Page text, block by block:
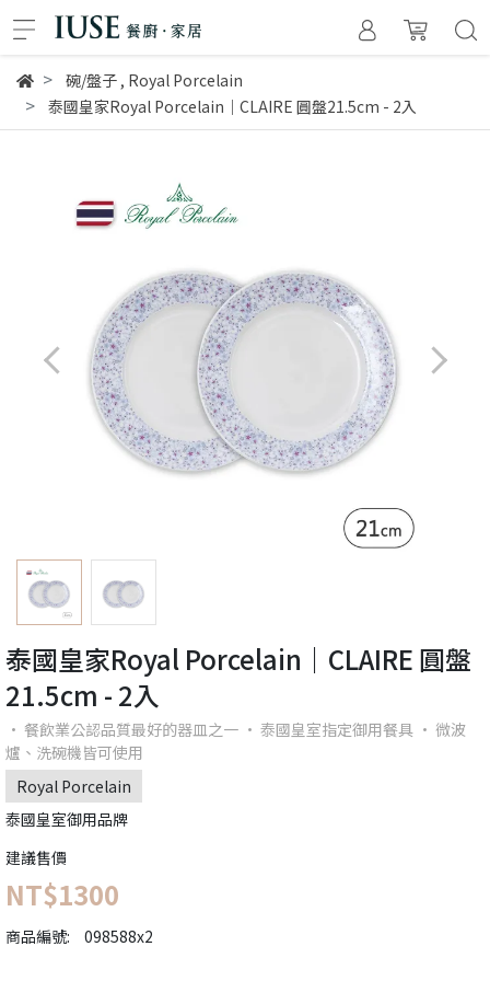
碗/盤子, Royal Porcelain
泰國皇家Royal Porcelain｜CLAIRE 圓盤21.5cm - 2入
泰國皇家Royal Porcelain｜CLAIRE 圓盤
21.5cm - 2入
· 餐飲業公認品質最好的器皿之一 · 泰國皇室指定御用餐具 · 微波
爐、洗碗機皆可使用
Royal Porcelain
泰國皇室御用品牌
建議售價
NT$1300
商品編號: 098588x2